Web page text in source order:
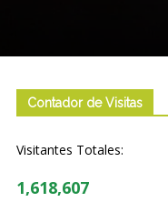
Contador de Visitas
Visitantes Totales:
1,618,607